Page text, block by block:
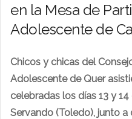
en la Mesa de
Adolescente de
Chicos y chicas del
Adolescente de Quer
celebradas los días 13 y
Servando (Toledo), junto